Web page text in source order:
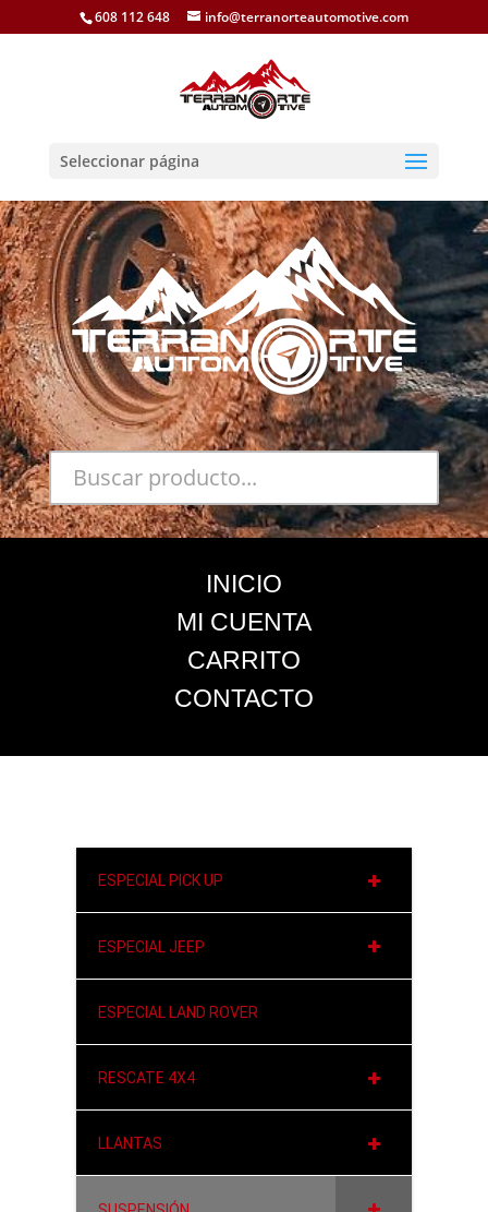
608 112 648 info@terranorteautomotive.com
Seleccionar página
INICIO
MI CUENTA
CARRITO
CONTACTO
ESPECIAL PICK UP
ESPECIAL JEEP
ESPECIAL LAND ROVER
RESCATE 4X4
LLANTAS